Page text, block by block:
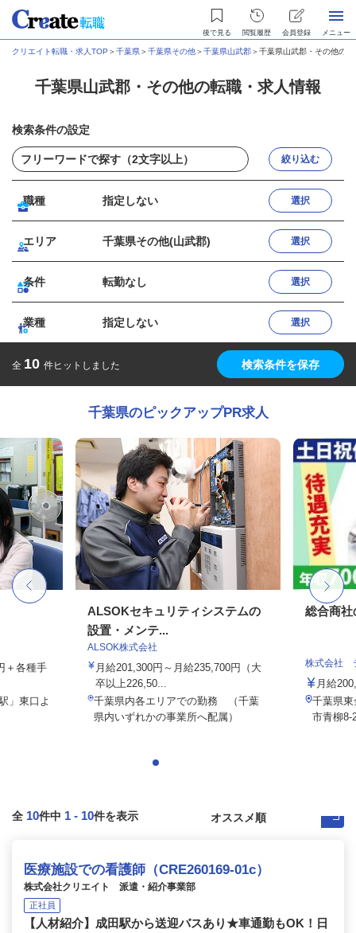
後で見る 閲覧履歴 会員登録 メニュー
クリエイト転職・求人TOP ＞千葉県＞千葉県その他＞千葉県山武郡＞千葉県山武郡・その他の
千葉県山武郡・その他の転職・求人情報
検索条件の設定
絞り込む
職種 指定しない 選択
エリア 千葉県その他(山武郡) 選択
条件 転勤なし 選択
業種 指定しない 選択
全 10 件ヒットしました 検索条件を保存
千葉県のピックアップPR求人
＋各種手
」東口よ
ALSOKセキュリティシステムの
設置・メンテ...
ALSOK株式会社
月給201,300円～月給235,700円（大
卒以上226,50...
千葉県内各エリアでの勤務 （千葉
県内いずれかの事業所へ配属）
総合商社
株式会社
月給
千葉県東
市青柳8-
全 10件中 1 - 10件を表示
医療施設での看護師（CRE260169-01c）
株式会社クリエイト 派遣・紹介事業部
正社員
【人材紹介】成田駅から送迎バスあり★車通勤もOK！日